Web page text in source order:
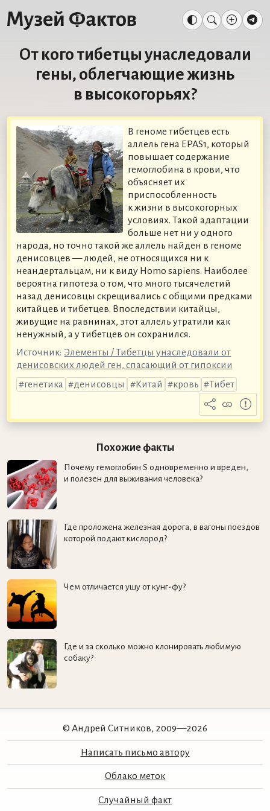
От кого тибетцы унаследовали
гены, облегчающие жизнь
в высокогорьях?
В геноме тибетцев есть
аллель гена EPAS1, который
повышает содержание
гемоглобина в крови, что
объясняет их
приспособленность
к жизни в высокогорных
условиях. Такой адаптации
больше нет ни у одного
народа, но точно такой же аллель найден в геноме
денисовцев — людей, не относящихся ни к
неандертальцам, ни к виду Homo sapiens. Наиболее
вероятна гипотеза о том, что много тысячелетий
назад денисовцы скрещивались с общими предками
китайцев и тибетцев. Впоследствии китайцы,
живущие на равнинах, этот аллель утратили как
ненужный, а у тибетцев он сохранился.
Источник: Элементы / Тибетцы унаследовали от
денисовских людей ген, спасающий от гипоксии
генетика
денисовцы Китай кровь Тибет
Похожие факты
Почему гемоглобин S одновременно и вреден,
и полезен для выживания человека?
Где проложена железная дорога, в вагоны поездов
которой подают кислород?
Чем отличается ушу от кунг-фу?
Где и за сколько можно клонировать любимую
собаку?
© Андрей Ситников, 2009—2026
Написать письмо автору
Облако меток
Случайный факт